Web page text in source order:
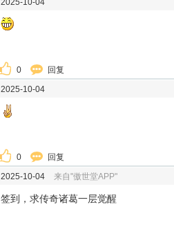
2025-10-04
0 回复
2025-10-04
0 回复
2025-10-04 来自"傲世堂APP"
签到，求传奇诸葛一层觉醒